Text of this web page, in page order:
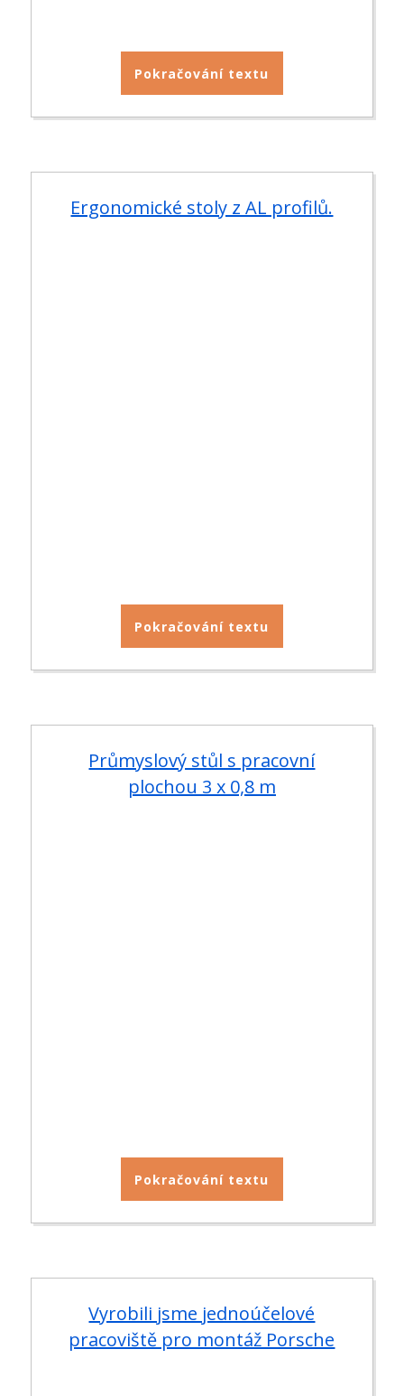
Pokračování textu
Ergonomické stoly z AL profilů.
Pokračování textu
Průmyslový stůl s pracovní
plochou 3 x 0,8 m
Pokračování textu
Vyrobili jsme jednoúčelové
pracoviště pro montáž Porsche